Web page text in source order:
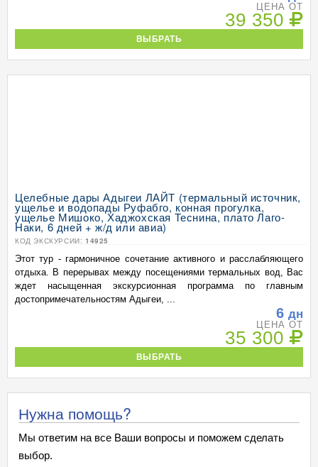
ЦЕНА ОТ
39 350
ВЫБРАТЬ
Целебные дары Адыгеи ЛАЙТ (термальный источник,
ущелье и водопады Руфабго, конная прогулка,
ущелье Мишоко, Хаджохская Теснина, плато Лаго-
Наки, 6 дней + ж/д или авиа)
КОД ЭКСКУРСИИ: 14925
Этот тур - гармоничное сочетание активного и расслабляющего
отдыха. В перерывах между посещениями термальных вод, Вас
ждет насыщенная экскурсионная программа по главным
достопримечательностям Адыгеи, ...
6 дн
ЦЕНА ОТ
35 300
ВЫБРАТЬ
Нужна помощь?
Мы ответим на все Ваши вопросы и поможем сделать
выбор.